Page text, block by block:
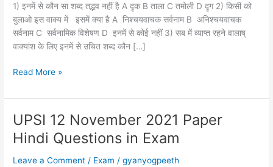
1) इनमें से कौन सा शब्द तद्भव नहीं है A दृक B ताला C तमोली D दृग 2) किसी को
बुलाओ इस वाक्य में इसमें क्या है A निश्चयवाचक सर्वनाम B अनिश्चयवाचक
सर्वनाम C सर्वनामिक विशेषण D इनमें से कोई नहीं 3) सब में व्याप्त रहने वालाष्
वाक्यांश के लिए इनमें से उचित शब्द कौन […]
UPSI
Exam
Hindi
Question
Paper
Read More »
UPSI 12 November 2021 Paper
Hindi Questions in Exam
Leave a Comment / Exam /gyanyogpeeth